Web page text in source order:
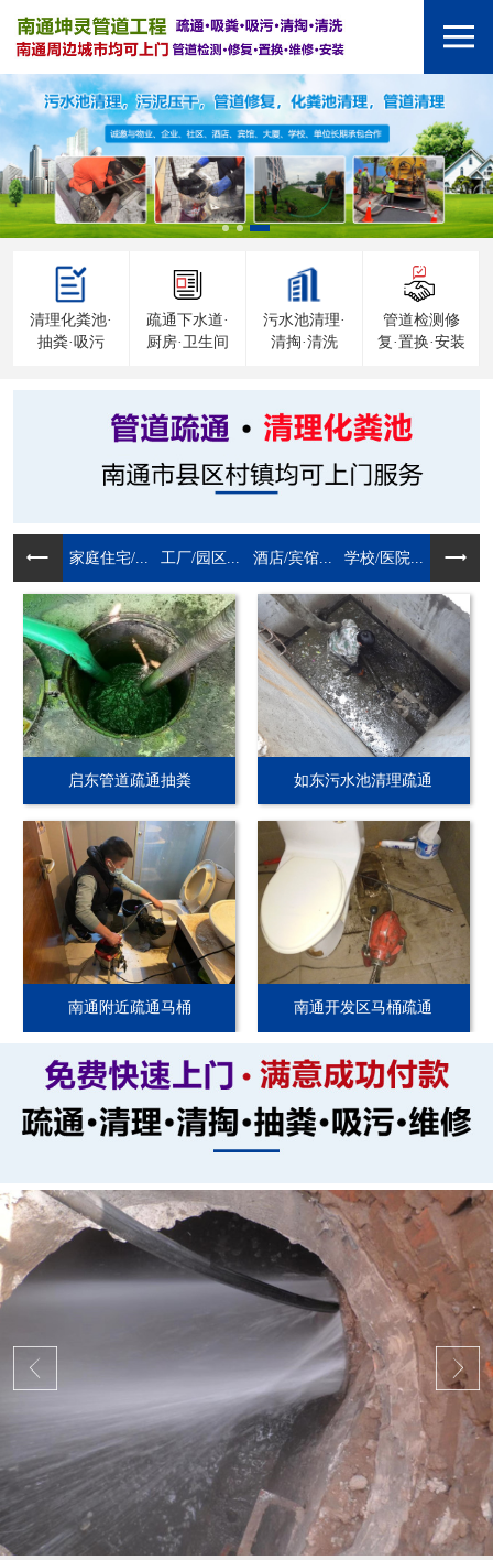
清理化粪池·
抽粪·吸污
疏通下水道·
厨房·卫生间
污水池清理·
清掏·清洗
管道检测修
复·置换·安装
家庭住宅/... 工厂/园区... 酒店/宾馆... 学校/医院...
启东管道疏通抽粪 如东污水池清理疏通
南通附近疏通马桶 南通开发区马桶疏通